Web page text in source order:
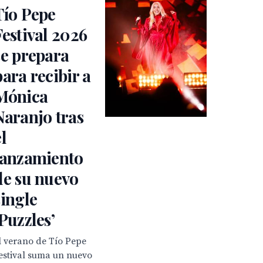
Pepe
2026
prepara
recibir a
tras
su nuevo
verano de Tío Pepe
suma un nuevo